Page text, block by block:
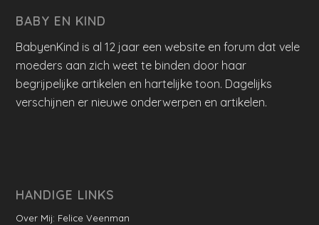
BABY EN KIND
BabyenKind is al 12 jaar een website en forum dat vele
moeders aan zich weet te binden door haar
begrijpelijke artikelen en hartelijke toon. Dagelijks
verschijnen er nieuwe onderwerpen en artikelen.
HANDIGE LINKS
Over Mij: Felice Veenman